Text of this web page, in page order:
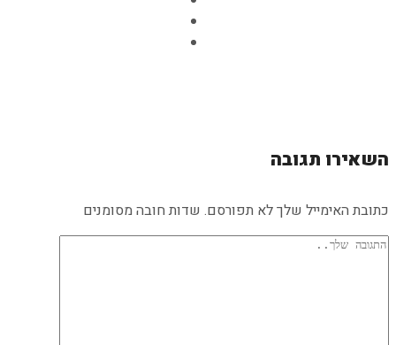
השאירו תגובה
כתובת האימייל שלך לא תפורסם. שדות חובה מסומנים